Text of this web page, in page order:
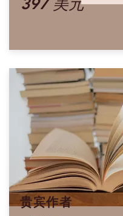
397 美元
贵宾作者